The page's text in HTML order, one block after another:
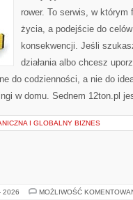
rower. To serwis, w którym
życia, a podejście do
konsekwencji. Jeśli
działania albo chcesz
do codzienności, a nie do
w domu. Sednem 12ton.pl
I GLOBALNY BIZNES
2026 MOŻLIWOŚĆ